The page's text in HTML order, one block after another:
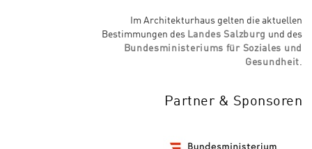
Im Architekturhaus gelten die aktuellen
Bestimmungen des Landes Salzburg und des
Bundesministeriums für Soziales und
Gesundheit.
Partner & Sponsoren